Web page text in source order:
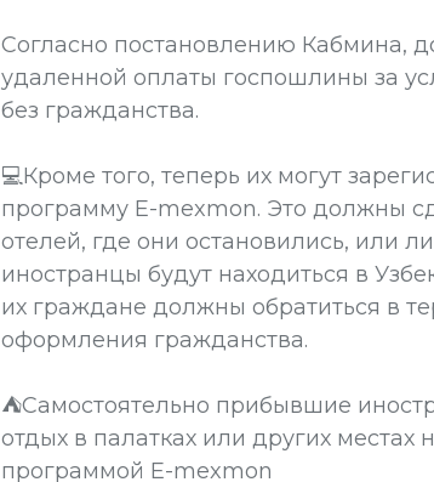
Согласно постановлению Кабмина,
удаленной оплаты госпошлины за
без гражданства.
💻Кроме того, теперь их могут
программу E-mexmon. Это должны
отелей, где они остановились, или
иностранцы будут находиться в
их граждане должны обратиться в
оформления гражданства.
⛺️Самостоятельно прибывшие
отдых в палатках или других местах
программой E-mexmon